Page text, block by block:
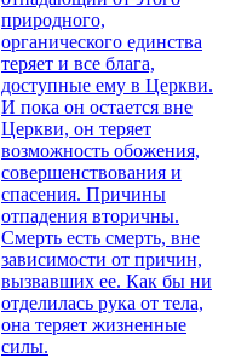
природного,
органического единства
теряет и все блага,
доступные ему в Церкви.
И пока он остается вне
Церкви, он теряет
возможность обожения,
совершенствования и
спасения. Причины
отпадения вторичны.
Смерть есть смерть, вне
зависимости от причин,
вызвавших ее. Как бы ни
отделилась рука от тела,
она теряет жизненные
силы.